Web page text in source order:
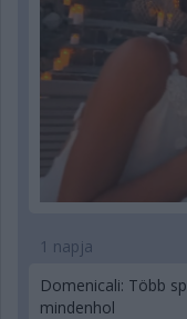
1 napja
Domenicali: Több
mindenhol